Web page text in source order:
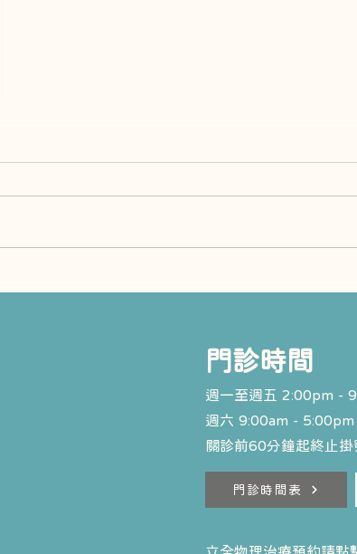
​門診時間
週一至週五 2:00pm -
週六 9:00am - 5:00pm
關診前60分鐘起終止掛
門診時間表